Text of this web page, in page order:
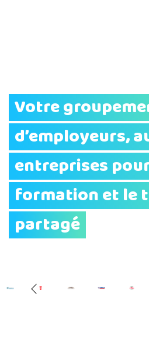
Votre
d’employeurs,
entreprises
formation et le
partagé